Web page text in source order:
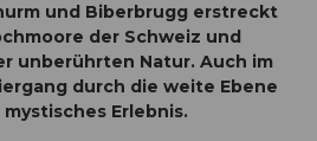
und Biberbrugg erstreckt
der Schweiz und
unberührten Natur. Auch im
durch die weite Ebene
Erlebnis.